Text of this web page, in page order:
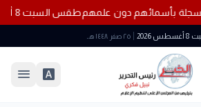
بأسمائهم دون علمهمطقس السبت 8 أغسطس 2026.. حرارة مرتفعة ورطوبة عالية والأرصاد تحذر من أجواء شديدة الحرارة
2026 ٢٥ صفر ١٤٤٨ هـ
font_download
menu